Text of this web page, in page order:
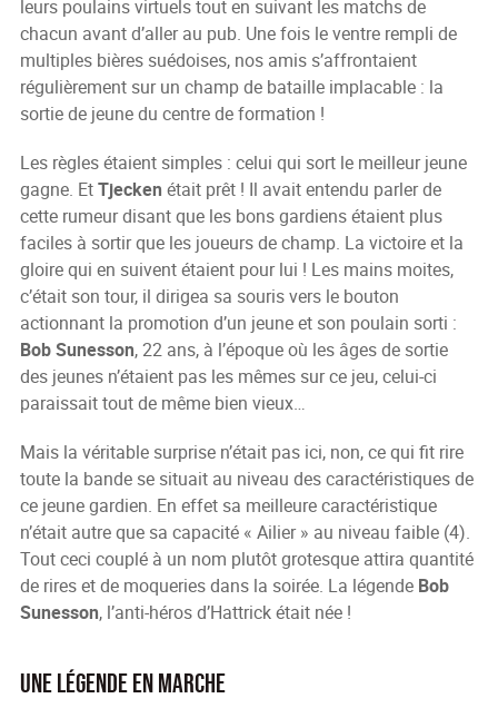
leurs poulains virtuels tout en suivant les matchs de
chacun avant d’aller au pub. Une fois le ventre rempli de
multiples bières suédoises, nos amis s’affrontaient
régulièrement sur un champ de bataille implacable : la
sortie de jeune du centre de formation !
Les règles étaient simples : celui qui sort le meilleur jeune
gagne. EtTjecken était prêt ! Il avait entendu parler de
cette rumeur disant que les bons gardiens étaient plus
faciles à sortir que les joueurs de champ. La victoire et la
gloire qui en suivent étaient pour lui ! Les mains moites,
c’était son tour, il dirigea sa souris vers le bouton
actionnant la promotion d’un jeune et son poulain sorti :
Bob Sunesson, 22 ans, à l’époque où les âges de sortie
des jeunes n’étaient pas les mêmes sur ce jeu, celui-ci
paraissait tout de même bien vieux…
Mais la véritable surprise n’était pas ici, non, ce qui fit rire
toute la bande se situait au niveau des caractéristiques de
ce jeune gardien. En effet sa meilleure caractéristique
n’était autre que sa capacité « Ailier » au niveau faible (4).
Tout ceci couplé à un nom plutôt grotesque attira quantité
de rires et de moqueries dans la soirée. La légende Bob
Sunesson, l’anti-héros d’Hattrick était née !
Une légende en marche